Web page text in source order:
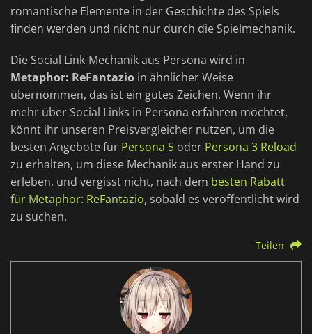
romantische Elemente in der Geschichte des Spiels
finden werden und nicht nur durch die Spielmechanik.
Die Social Link-Mechanik aus Persona wird in
Metaphor: ReFantazio in ähnlicher Weise
übernommen, das ist ein gutes Zeichen. Wenn ihr
mehr über Social Links in Persona erfahren möchtet,
könnt ihr unseren Preisvergleicher nutzen, um die
besten Angebote für Persona 5 oder Persona 3 Reload
zu erhalten, um diese Mechanik aus erster Hand zu
erleben, und vergisst nicht, nach dem besten Rabatt
für Metaphor: ReFantazio, sobald es veröffentlicht wird
zu suchen.
Teilen